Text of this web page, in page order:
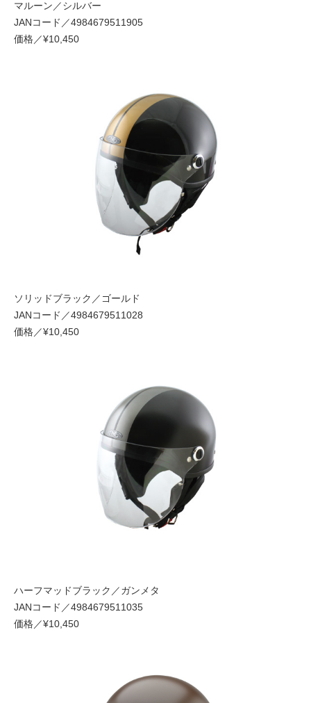
マルーン／シルバー
JANコード／4984679511905
価格／¥10,450
ソリッドブラック／ゴールド
JANコード／4984679511028
価格／¥10,450
ハーフマッドブラック／ガンメタ
JANコード／4984679511035
価格／¥10,450